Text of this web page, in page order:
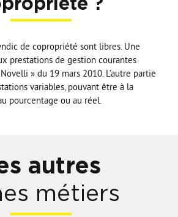
?
de copropriété sont libres. Une
prestations de gestion courantes
» du 19 mars 2010. L’autre partie
variables, pouvant être à la
pourcentage ou au réel.
autres
métiers